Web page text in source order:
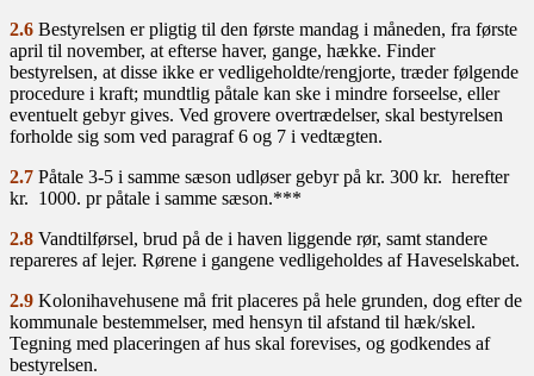
2.6 Bestyrelsen er pligtig til den første mandag i måneden, fra første
april til november, at efterse haver, gange, hække. Finder
bestyrelsen, at disse ikke er vedligeholdte/rengjorte, træder følgende
procedure i kraft; mundtlig påtale kan ske i mindre forseelse, eller
eventuelt gebyr gives. Ved grovere overtrædelser, skal bestyrelsen
forholde sig som ved paragraf 6 og 7 i vedtægten.
2.7 Påtale 3-5 i samme sæson udløser gebyr på kr. 300 kr. herefter
kr. 1000. pr påtale i samme sæson.***
2.8 Vandtilførsel, brud på de i haven liggende rør, samt standere
repareres af lejer. Rørene i gangene vedligeholdes af Haveselskabet.
2.9 Kolonihavehusene må frit placeres på hele grunden, dog efter de
kommunale bestemmelser, med hensyn til afstand til hæk/skel.
Tegning med placeringen af hus skal forevises, og godkendes af
bestyrelsen.